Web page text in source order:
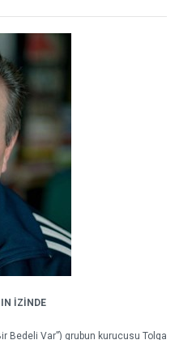
İZİNDE
Bedeli Var”) grubun kurucusu Tolga